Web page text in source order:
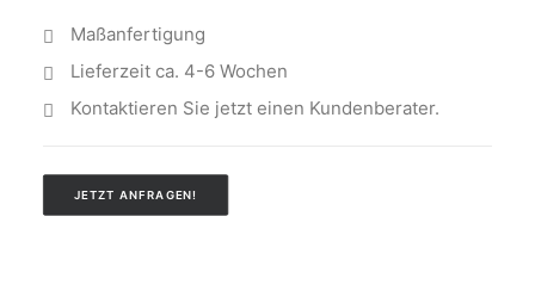
Maßanfertigung
Lieferzeit ca. 4-6 Wochen
Kontaktieren Sie jetzt einen Kundenberater.
JETZT ANFRAGEN!